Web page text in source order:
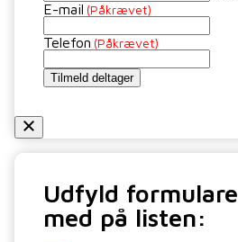
E-mail (Påkrævet)
Telefon (Påkrævet)
Tilmeld deltager
Udfyld
med på listen: